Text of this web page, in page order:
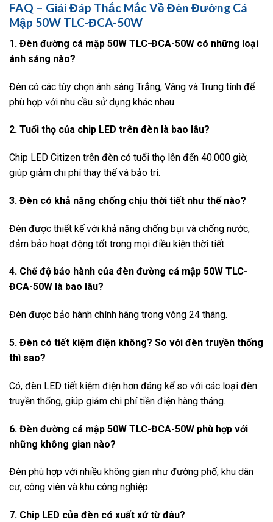
FAQ – Giải Đáp Thắc Mắc Về Đèn Đường Cá
Mập 50W TLC-ĐCA-50W
1. Đèn đường cá mập 50W TLC-ĐCA-50W có những loại
ánh sáng nào?
Đèn có các tùy chọn ánh sáng Trắng, Vàng và Trung tính để
phù hợp với nhu cầu sử dụng khác nhau.
2. Tuổi thọ của chip LED trên đèn là bao lâu?
Chip LED Citizen trên đèn có tuổi thọ lên đến 40.000 giờ,
giúp giảm chi phí thay thế và bảo trì.
3. Đèn có khả năng chống chịu thời tiết như thế nào?
Đèn được thiết kế với khả năng chống bụi và chống nước,
đảm bảo hoạt động tốt trong mọi điều kiện thời tiết.
4. Chế độ bảo hành của đèn đường cá mập 50W TLC-
ĐCA-50W là bao lâu?
Đèn được bảo hành chính hãng trong vòng 24 tháng.
5. Đèn có tiết kiệm điện không? So với đèn truyền thống
thì sao?
Có, đèn LED tiết kiệm điện hơn đáng kể so với các loại đèn
truyền thống, giúp giảm chi phí tiền điện hàng tháng.
6. Đèn đường cá mập 50W TLC-ĐCA-50W phù hợp với
những không gian nào?
Đèn phù hợp với nhiều không gian như đường phố, khu dân
cư, công viên và khu công nghiệp.
7. Chip LED của đèn có xuất xứ từ đâu?